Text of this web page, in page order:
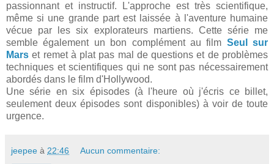
passionnant et instructif. L'approche est très scientifique,
même si une grande part est laissée à l'aventure humaine
vécue par les six explorateurs martiens. Cette série me
semble également un bon complément au film Seul sur
Mars et remet à plat pas mal de questions et de problèmes
techniques et scientifiques qui ne sont pas nécessairement
abordés dans le film d'Hollywood.
Une série en six épisodes (à l'heure où j'écris ce billet,
seulement deux épisodes sont disponibles) à voir de toute
urgence.
jeepee à 22:46 Aucun commentaire: